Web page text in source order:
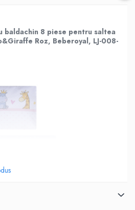
baldachin 8 piese pentru saltea
Roz, Beberoyal, LJ-008-